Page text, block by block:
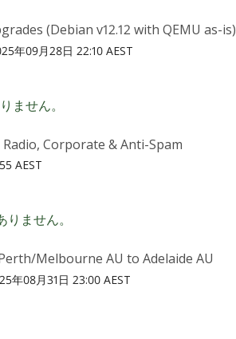
(Debian v12.12 with QEMU as-is)
年09月28日 22:10 AEST
ません。
Corporate & Anti-Spam
AEST
ません。
Melbourne AU to Adelaide AU
年08月31日 23:00 AEST